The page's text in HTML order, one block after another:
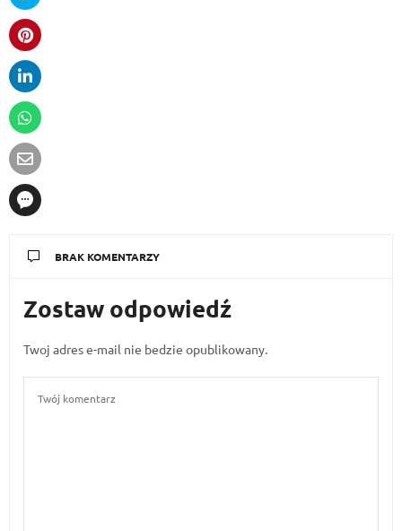
BRAK KOMENTARZY
Zostaw odpowiedź
Twoj adres e-mail nie bedzie opublikowany.